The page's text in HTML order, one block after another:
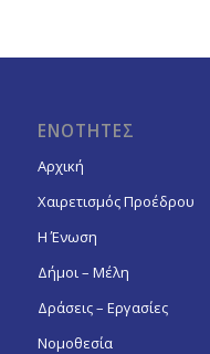
ΕΝΟΤΗΤΕΣ
Αρχική
Χαιρετισμός Προέδρου
Η Ένωση
Δήμοι – Μέλη
Δράσεις – Εργασίες
Νομοθεσία